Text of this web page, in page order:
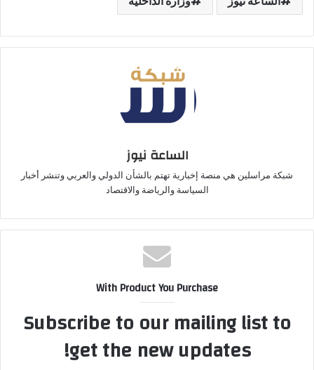
الساعة نيوز
شبكة مراسلين هي منصة إخبارية تهتم بالشأن الدولي والعربي وتنشر أخبار
السياسة والرياضة والاقتصاد
With Product You Purchase
Subscribe to our mailing list to
get the new updates!